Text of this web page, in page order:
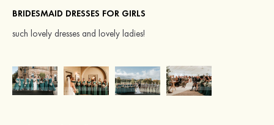
BRIDESMAID DRESSES FOR GIRLS
such lovely dresses and lovely ladies!